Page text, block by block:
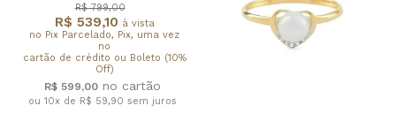
R$ 539,10 à vista
no Pix Parcelado, Pix, uma vez
no
cartão de crédito ou Boleto (10%
Off)
R$ 799,00
R$ 599,00
ou 10x de R$ 59,90 sem juros